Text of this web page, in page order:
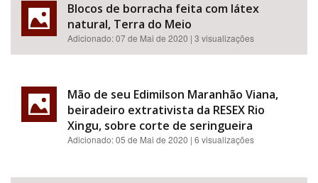
Blocos de borracha feita com látex
natural, Terra do Meio
Adicionado:07 de Mai de 2020 | 3 visualizações
Mão de seu Edimilson Maranhão Viana,
beiradeiro extrativista da RESEX Rio
Xingu, sobre corte de seringueira
Adicionado:05 de Mai de 2020 | 6 visualizações